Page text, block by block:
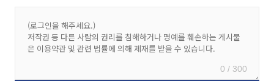
0 / 300